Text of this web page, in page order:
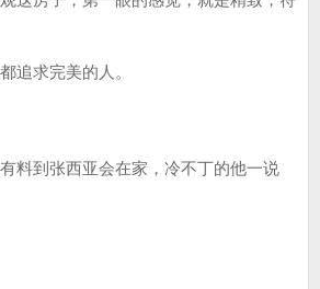
追求完美的人。
料到张西亚会在家，冷不丁的他一说